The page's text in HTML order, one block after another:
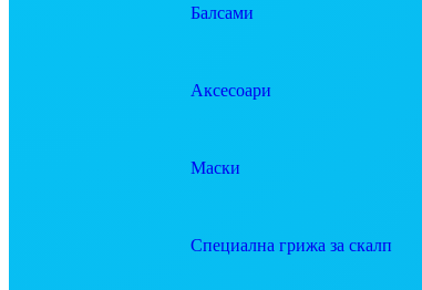
Балсами
Аксесоари
Маски
Специална грижа за скалп